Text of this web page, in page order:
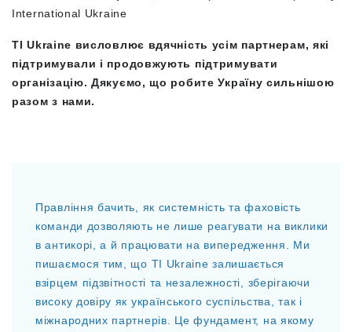
International Ukraine
TI Ukraine висловлює вдячність усім партнерам, які
підтримували і продовжують підтримувати
організацію. Дякуємо, що робите Україну сильнішою
разом з нами.
Правління бачить, як системність та фаховість
команди дозволяють не лише реагувати на виклики
в антикорі, а й працювати на випередження. Ми
пишаємося тим, що TI Ukraine залишається
взірцем підзвітності та незалежності, зберігаючи
високу довіру як українського суспільства, так і
міжнародних партнерів. Це фундамент, на якому